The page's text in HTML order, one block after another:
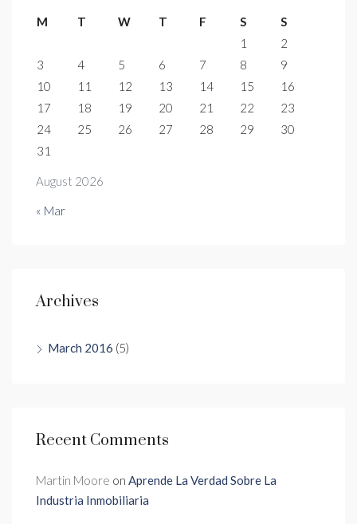
August 2026
M T W T F S
S
1
2
3
4 5 6 7 8
9
10
11 12 13 14 15
16
17
18 19 20 21 22
23
24
25 26 27 28 29
30
31
« Mar
Archives
March 2016 (5)
Recent Comments
Martin Moore on Aprende La Verdad Sobre La
Industria Inmobiliaria